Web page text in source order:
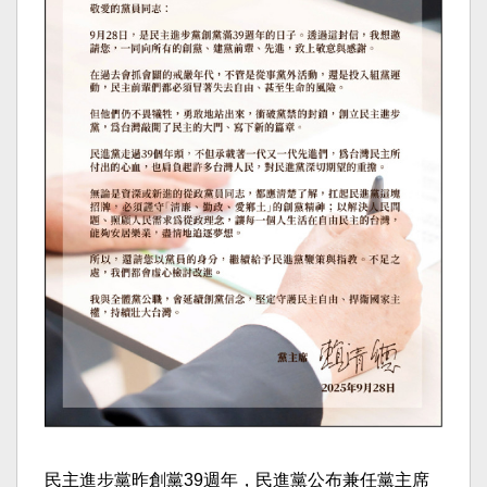
民主進步黨昨創黨39週年，民進黨公布兼任黨主席